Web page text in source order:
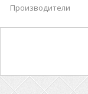
Производители